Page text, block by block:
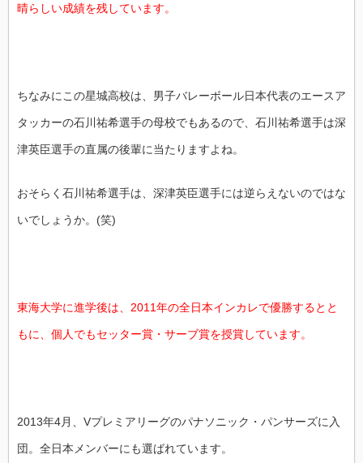
晴らしい成績を残しています。
ちなみにこの星城高校は、男子バレーボール日本代表のエースア
タッカーの石川祐希選手の母校でもあるので、石川祐希選手は深
津英臣選手の直属の後輩に当たりますよね。
おそらく石川祐希選手は、深津英臣選手には逆らえないのではな
いでしょうか。(笑)
東海大学に進学後は、2011年の全日本インカレで優勝するとと
もに、個人でもセッター賞・サーブ賞を授賞しています。
2013年4月、Vプレミアリーグのパナソニック・パンサーズに入
団。全日本メンバーにも選ばれています。